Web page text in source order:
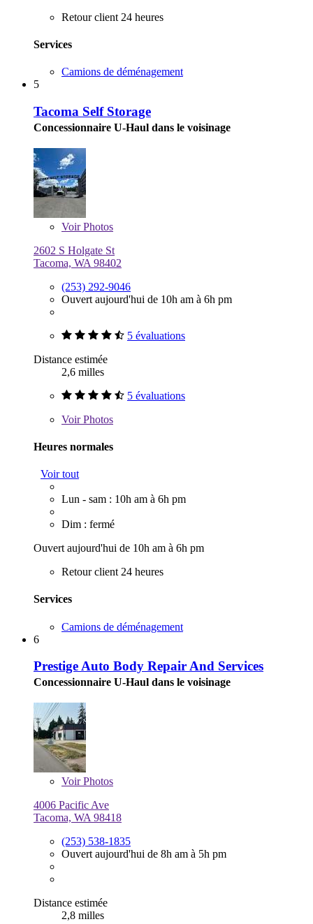
Retour client 24 heures
Services
Camions de déménagement
5
Tacoma Self Storage
Concessionnaire U-Haul dans le voisinage
VoirPhotos
2602 S Holgate St
Tacoma, WA 98402
(253) 292-9046
Ouvert aujourd'hui de 10h am à 6h pm
5 évaluations
Distance estimée
2,6 milles
5 évaluations
VoirPhotos
Heures normales
Voir tout
Lun - sam : 10h am à 6h pm
Dim : fermé
Ouvert aujourd'hui de 10h am à 6h pm
Retour client 24 heures
Services
Camions de déménagement
6
Prestige Auto Body Repair And Services
Concessionnaire U-Haul dans le voisinage
VoirPhotos
4006 Pacific Ave
Tacoma, WA 98418
(253) 538-1835
Ouvert aujourd'hui de 8h am à 5h pm
Distance estimée
2,8 milles